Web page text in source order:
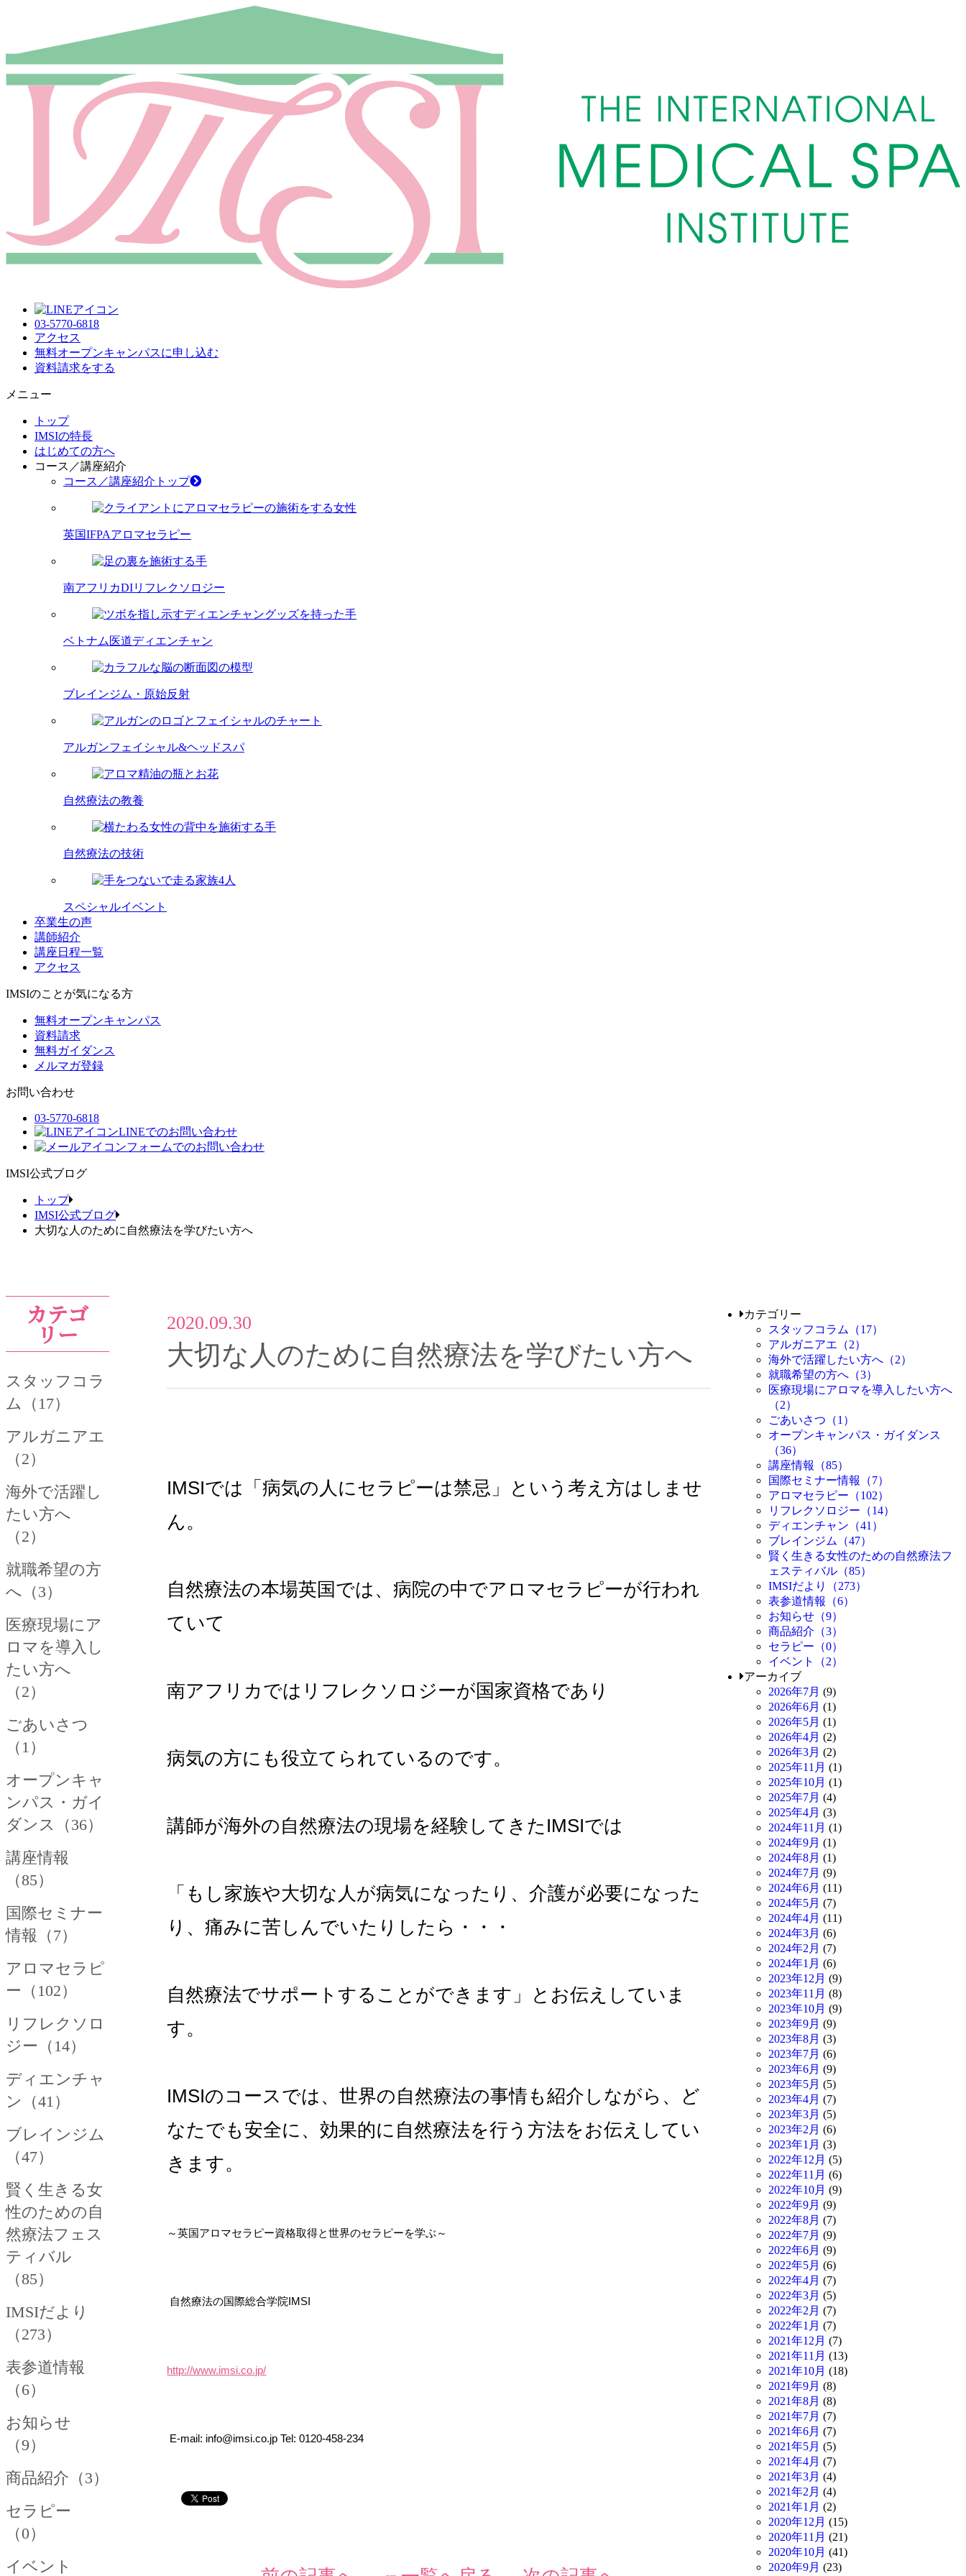
03-5770-6818
アクセス
無料オープンキャンパスに申し込む
資料請求をする
メニュー
トップ
IMSIの特長
はじめての方へ
コース／講座紹介
コース／講座紹介トップ
英国IFPAアロマセラピー
南アフリカDIリフレクソロジー
ベトナム医道ディエンチャン
ブレインジム・原始反射
アルガンフェイシャル&ヘッドスパ
自然療法の教養
自然療法の技術
スペシャルイベント
卒業生の声
講師紹介
講座日程一覧
アクセス
IMSIのことが気になる方
無料オープンキャンパス
資料請求
無料ガイダンス
メルマガ登録
お問い合わせ
03-5770-6818
LINEでのお問い合わせ
フォームでのお問い合わせ
IMSI公式ブログ
トップ
IMSI公式ブログ
大切な人のために自然療法を学びたい方へ
カテゴ
リー
スタッフコラ
ム（17）
アルガニアエ
（2）
海外で活躍し
たい方へ
（2）
就職希望の方
へ（3）
医療現場にア
ロマを導入し
たい方へ
（2）
ごあいさつ
（1）
オープンキャ
ンパス・ガイ
ダンス（36）
講座情報
（85）
国際セミナー
情報（7）
アロマセラピ
ー（102）
リフレクソロ
ジー（14）
ディエンチャ
ン（41）
ブレインジム
（47）
賢く生きる女
性のための自
然療法フェス
ティバル
（85）
IMSIだより
（273）
表参道情報
（6）
お知らせ
（9）
商品紹介（3）
セラピー
（0）
イベント
2020.09.30
大切な人のために自然療法を学びたい方へ
IMSIでは「病気の人にセラピーは禁忌」という考え方はしませ
ん。
自然療法の本場英国では、病院の中でアロマセラピーが行われ
ていて
南アフリカではリフレクソロジーが国家資格であり
病気の方にも役立てられているのです。
講師が海外の自然療法の現場を経験してきたIMSIでは
「もし家族や大切な人が病気になったり、介護が必要になった
り、痛みに苦しんでいたりしたら・・・
自然療法でサポートすることができます」とお伝えしていま
す。
IMSIのコースでは、世界の自然療法の事情も紹介しながら、ど
なたでも安全に、効果的に自然療法を行う方法をお伝えしてい
きます。
～英国アロマセラピー資格取得と世界のセラピーを学ぶ～
自然療法の国際総合学院IMSI
http://www.imsi.co.jp/
E-mail: info@imsi.co.jp Tel: 0120-458-234
カテゴリー
スタッフコラム（17）
アルガニアエ（2）
海外で活躍したい方へ（2）
就職希望の方へ（3）
医療現場にアロマを導入したい方へ
（2）
ごあいさつ（1）
オープンキャンパス・ガイダンス
（36）
講座情報（85）
国際セミナー情報（7）
アロマセラピー（102）
リフレクソロジー（14）
ディエンチャン（41）
ブレインジム（47）
賢く生きる女性のための自然療法フ
ェスティバル（85）
IMSIだより（273）
表参道情報（6）
お知らせ（9）
商品紹介（3）
セラピー（0）
イベント（2）
アーカイブ
2026年7月 (9)
2026年6月 (1)
2026年5月 (1)
2026年4月 (2)
2026年3月 (2)
2025年11月 (1)
2025年10月 (1)
2025年7月 (4)
2025年4月 (3)
2024年11月 (1)
2024年9月 (1)
2024年8月 (1)
2024年7月 (9)
2024年6月 (11)
2024年5月 (7)
2024年4月 (11)
2024年3月 (6)
2024年2月 (7)
2024年1月 (6)
2023年12月 (9)
2023年11月 (8)
2023年10月 (9)
2023年9月 (9)
2023年8月 (3)
2023年7月 (6)
2023年6月 (9)
2023年5月 (5)
2023年4月 (7)
2023年3月 (5)
2023年2月 (6)
2023年1月 (3)
2022年12月 (5)
2022年11月 (6)
2022年10月 (9)
2022年9月 (9)
2022年8月 (7)
2022年7月 (9)
2022年6月 (9)
2022年5月 (6)
2022年4月 (7)
2022年3月 (5)
2022年2月 (7)
2022年1月 (7)
2021年12月 (7)
2021年11月 (13)
2021年10月 (18)
2021年9月 (8)
2021年8月 (8)
2021年7月 (7)
2021年6月 (7)
2021年5月 (5)
2021年4月 (7)
2021年3月 (4)
2021年2月 (4)
2021年1月 (2)
2020年12月 (15)
2020年11月 (21)
2020年10月 (41)
2020年9月 (23)